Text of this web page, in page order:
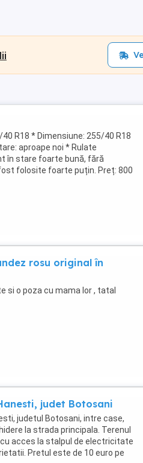
R18 * Dimensiune: 255/40 R18
aproape noi * Rulate
în stare foarte bună, fără
folosite foarte puțin. Preț: 800
rosu original în
si o poza cu mama lor , tatal
judet Botosani
judetul Botosani, intre case,
la strada principala. Terenul
acces la stalpul de electricitate
Pretul este de 10 euro pe